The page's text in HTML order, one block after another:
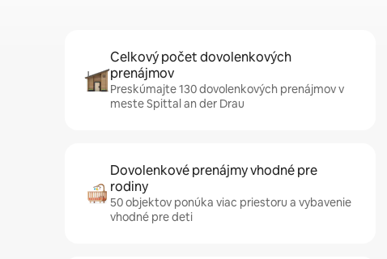
Celkový počet dovolenkových
prenájmov
Preskúmajte 130 dovolenkových prenájmov v
meste Spittal an der Drau
Dovolenkové prenájmy vhodné pre
rodiny
50 objektov ponúka viac priestoru a vybavenie
vhodné pre deti